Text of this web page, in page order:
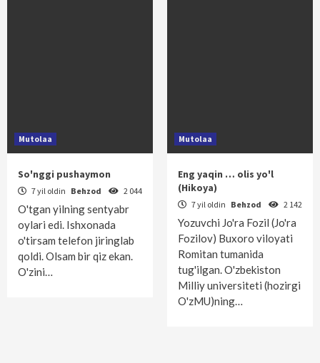
Mutolaa
So'nggi pushaymon
7 yil oldin Behzod 2 044
O'tgan yilning sentyabr
oylari edi. Ishxonada
o'tirsam telefon jiringlab
qoldi. Olsam bir qiz ekan.
O'zini…
Mutolaa
Eng yaqin … olis yo'l
(Hikoya)
7 yil oldin Behzod 2 142
Yozuvchi Jo'ra Fozil (Jo'ra
Fozilov) Buxoro viloyati
Romitan tumanida
tug'ilgan. O'zbekiston
Milliy universiteti (hozirgi
O'zMU)ning…